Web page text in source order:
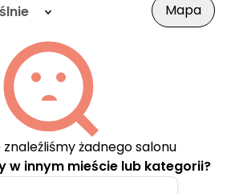
Mapa
żadnego salonu
w innym mieście lub kategorii?